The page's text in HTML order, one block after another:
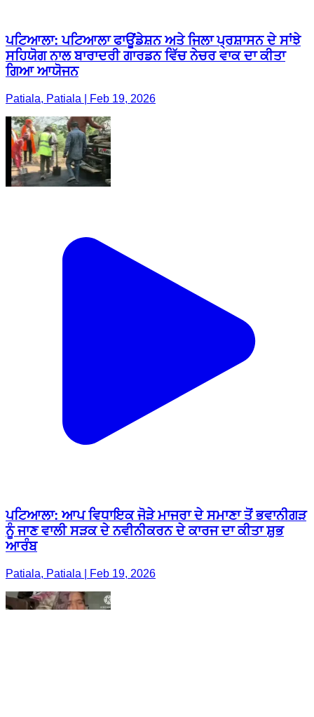
ਪਟਿਆਲਾ: ਪਟਿਆਲਾ ਫਾਊਂਡੇਸ਼ਨ ਅਤੇ ਜਿਲਾ ਪ੍ਰਸ਼ਾਸਨ ਦੇ ਸਾਂਝੇ
ਸਹਿਯੋਗ ਨਾਲ ਬਾਰਾਦਰੀ ਗਾਰਡਨ ਵਿੱਚ ਨੇਚਰ ਵਾਕ ਦਾ ਕੀਤਾ
ਗਿਆ ਆਯੋਜਨ
Patiala, Patiala | Feb 19, 2026
ਪਟਿਆਲਾ: ਆਪ ਵਿਧਾਇਕ ਜੋੜੇ ਮਾਜਰਾ ਦੇ ਸਮਾਣਾ ਤੋਂ ਭਵਾਨੀਗੜ
ਨੂੰ ਜਾਣ ਵਾਲੀ ਸੜਕ ਦੇ ਨਵੀਨੀਕਰਨ ਦੇ ਕਾਰਜ ਦਾ ਕੀਤਾ ਸ਼ੁਭ
ਆਰੰਬ
Patiala, Patiala | Feb 19, 2026